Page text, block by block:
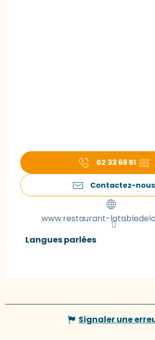
02 33 69 51 ▒▒
Contactez-nous
www.restaurant-
Langues parlées
Langues parlées
Signaler une